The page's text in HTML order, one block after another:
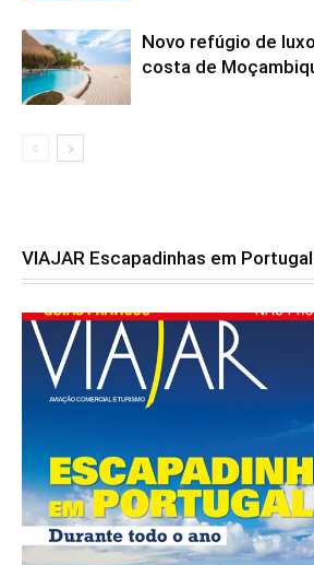
Novo refúgio de
costa de
VIAJAR Escapadinhas em Portugal